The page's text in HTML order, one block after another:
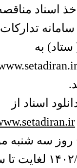
اسناد
تدارکات
به
اسناد از
روز سه شنبه